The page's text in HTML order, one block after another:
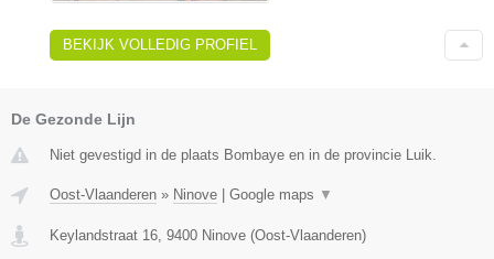
BEKIJK VOLLEDIG PROFIEL
De Gezonde Lijn
Niet gevestigd in de plaats Bombaye en in de provincie Luik.
Oost-Vlaanderen » Ninove | Google maps ▼
Keylandstraat 16 9400 Ninove (Oost-Vlaanderen)